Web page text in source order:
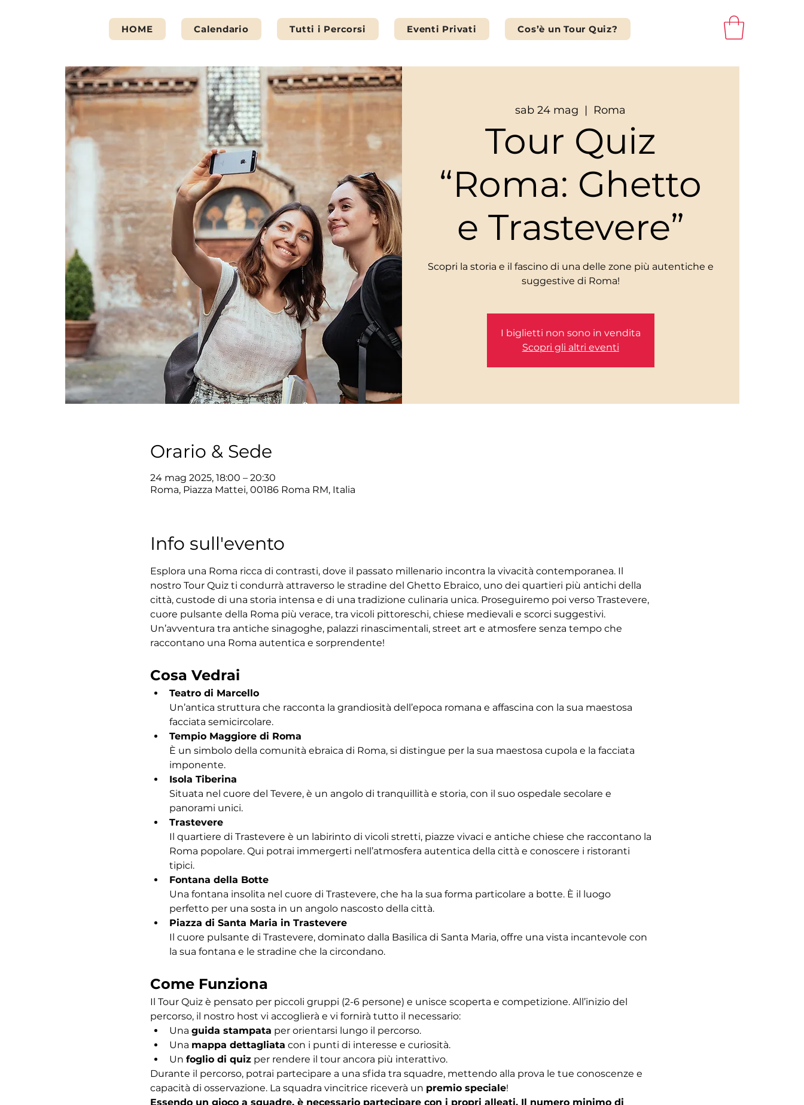
HOME Calendario Tutti i Percorsi Eventi Privati Cos’è un Tour Quiz?
sab 24 mag
  |
Roma
Tour Quiz
“Roma: Ghetto
e Trastevere”
Scopri la storia e il fascino di una delle zone più autentiche e
I biglietti non sono in vendita
Scopri gli altri eventi
Orario & Sede
24 mag 2025, 18:00 – 20:30
Roma, Piazza Mattei, 00186 Roma RM, Italia
Info sull'evento
Esplora una Roma ricca di contrasti, dove il passato millenario incontra la vivacità contemporanea. Il
nostro Tour Quiz ti condurrà attraverso le stradine del Ghetto Ebraico, uno dei quartieri più antichi della
città, custode di una storia intensa e di una tradizione culinaria unica. Proseguiremo poi verso Trastevere,
cuore pulsante della Roma più verace, tra vicoli pittoreschi, chiese medievali e scorci suggestivi.
Un’avventura tra antiche sinagoghe, palazzi rinascimentali, street art e atmosfere senza tempo che
raccontano una Roma autentica e sorprendente!
Cosa Vedrai
Teatro di Marcello
Un’antica struttura che racconta la grandiosità dell’epoca romana e affascina con la sua maestosa
facciata semicircolare.
Tempio Maggiore di Roma
È un simbolo della comunità ebraica di Roma, si distingue per la sua maestosa cupola e la facciata
imponente.
Isola Tiberina
Situata nel cuore del Tevere, è un angolo di tranquillità e storia, con il suo ospedale secolare e
panorami unici.
Trastevere
Il quartiere di Trastevere è un labirinto di vicoli stretti, piazze vivaci e antiche chiese che raccontano la
Roma popolare. Qui potrai immergerti nell’atmosfera autentica della città e conoscere i ristoranti
tipici.
Fontana della Botte
Una fontana insolita nel cuore di Trastevere, che ha la sua forma particolare a botte. È il luogo
perfetto per una sosta in un angolo nascosto della città.
Piazza di Santa Maria in Trastevere
Il cuore pulsante di Trastevere, dominato dalla Basilica di Santa Maria, offre una vista incantevole con
la sua fontana e le stradine che la circondano.
Come Funziona
Il Tour Quiz è pensato per piccoli gruppi (2-6 persone) e unisce scoperta e competizione. All’inizio del
percorso, il nostro host vi accoglierà e vi fornirà tutto il necessario:
Una guida stampata per orientarsi lungo il percorso.
Una mappa dettagliata con i punti di interesse e curiosità.
Un foglio di quiz per rendere il tour ancora più interattivo.
Durante il percorso, potrai partecipare a una sfida tra squadre, mettendo alla prova le tue conoscenze e
capacità di osservazione. La squadra vincitrice riceverà un premio speciale!
Essendo un gioco a squadre, è necessario partecipare con i propri alleati. Il numero minimo di